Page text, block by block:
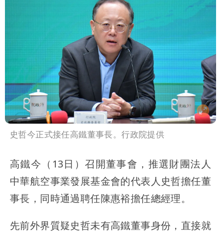
史哲今正式接任高鐵董事長。行政院提供
高鐵今（13日）召開董事會，推選財團法人
中華航空事業發展基金會的代表人史哲擔任董
事長，同時通過聘任陳惠裕擔任總經理。
先前外界質疑史哲未有高鐵董事身份，直接就